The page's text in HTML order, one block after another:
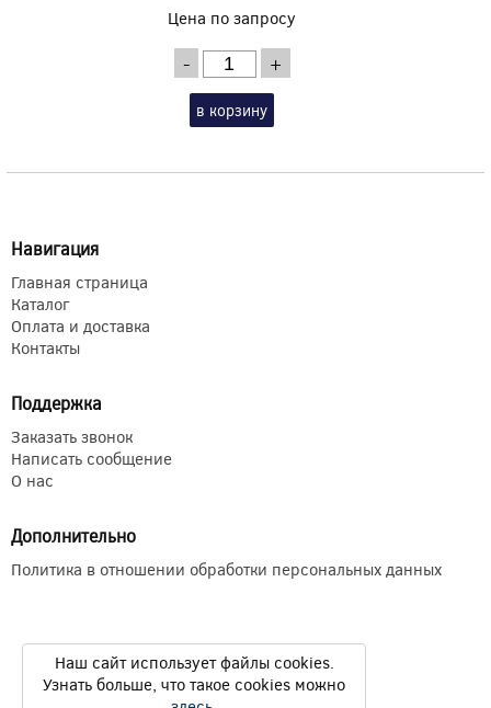
Цена по запросу
- +
в корзину
Навигация
Главная страница
Каталог
Оплата и доставка
Контакты
Поддержка
Заказать звонок
Написать сообщение
О нас
Дополнительно
Политика в отношении обработки персональных данных
Наш сайт использует файлы cookies.
Узнать больше, что такое cookies можно